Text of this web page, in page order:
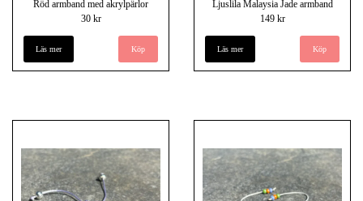
Röd armband med akrylpärlor
30 kr
Läs mer
Ljuslila Malaysia Jade armband
149 kr
Läs mer